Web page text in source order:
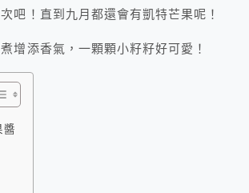
吧！直到九月都還會有凱特芒果呢！
增添香氣，一顆顆小籽籽好可愛！
醬